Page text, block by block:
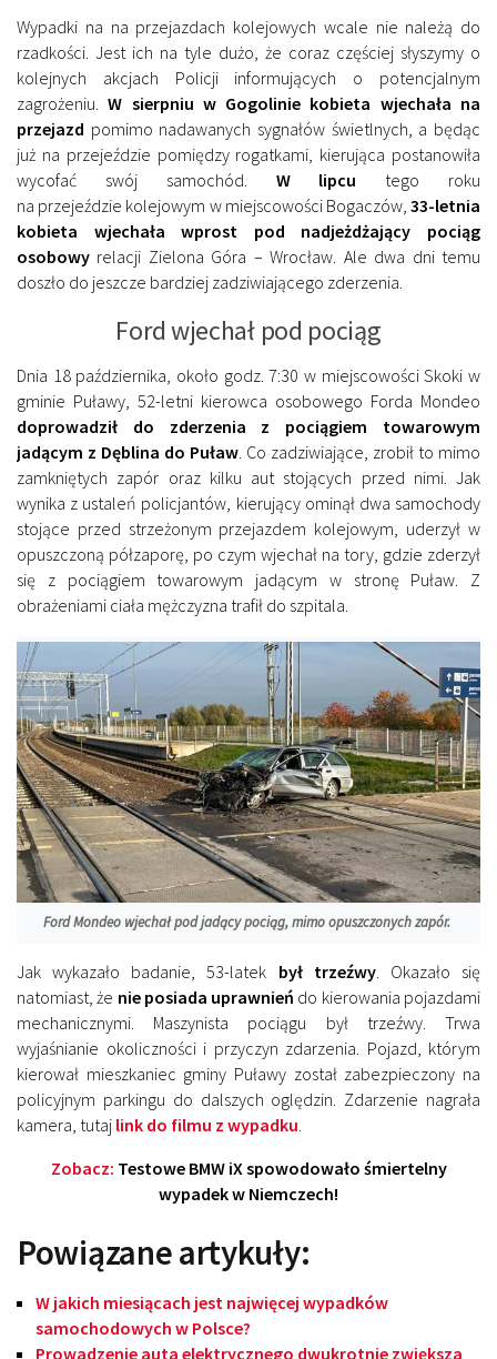
Wypadki na na przejazdach kolejowych wcale nie należą do
rzadkości. Jest ich na tyle dużo, że coraz częściej słyszymy o
kolejnych akcjach Policji informujących o potencjalnym
zagrożeniu.W sierpniu w Gogolinie kobieta wjechała na
przejazd pomimo nadawanych sygnałów świetlnych, a będąc
już na przejeździe pomiędzy rogatkami, kierująca postanowiła
wycofać swój samochód. W lipcu tego roku
na przejeździe kolejowym w miejscowości Bogaczów,33-letnia
kobieta wjechała wprost pod nadjeżdżający pociąg
osobowy relacji Zielona Góra – Wrocław. Ale dwa dni temu
doszło do jeszcze bardziej zadziwiającego zderzenia.
Ford wjechał pod pociąg
Dnia 18 października, około godz. 7:30 w miejscowości Skoki w
gminie Puławy, 52-letni kierowca osobowego Forda Mondeo
doprowadził do zderzenia z pociągiem towarowym
jadącym z Dęblina do Puław . Co zadziwiające, zrobił to mimo
zamkniętych zapór oraz kilku aut stojących przed nimi. Jak
wynika z ustaleń policjantów, kierujący ominął dwa samochody
stojące przed strzeżonym przejazdem kolejowym, uderzył w
opuszczoną półzaporę, po czym wjechał na tory, gdzie zderzył
się z pociągiem towarowym jadącym w stronę Puław. Z
obrażeniami ciała mężczyzna trafił do szpitala.
Ford Mondeo wjechał pod jadący pociąg, mimo opuszczonych zapór.
Jak wykazało badanie, 53-latek był trzeźwy. Okazało się
natomiast, że nie posiada uprawnień do kierowania pojazdami
mechanicznymi. Maszynista pociągu był trzeźwy. Trwa
wyjaśnianie okoliczności i przyczyn zdarzenia. Pojazd, którym
kierował mieszkaniec gminy Puławy został zabezpieczony na
policyjnym parkingu do dalszych oględzin. Zdarzenie nagrała
kamera, tutaj link do filmu z wypadku.
Zobacz: Testowe BMW iX spowodowało śmiertelny
wypadek w Niemczech!
Powiązane artykuły:
W jakich miesiącach jest najwięcej wypadków
samochodowych w Polsce?
Prowadzenie auta elektrycznego dwukrotnie zwiększa